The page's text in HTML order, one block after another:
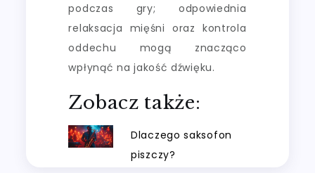
podczas gry; odpowiednia
relaksacja mięśni oraz kontrola
oddechu mogą znacząco
wpłynąć na jakość dźwięku.
Zobacz także:
Dlaczego saksofon
piszczy?